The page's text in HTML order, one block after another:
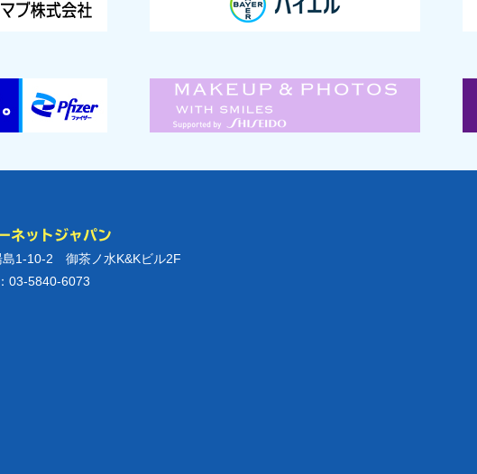
ネットジャパン
島1-10-2 御茶ノ水K&Kビル2F
03-5840-6073